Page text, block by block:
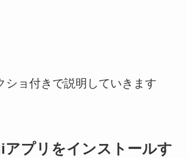
ショ付きで説明していきます
アプリをインストールす